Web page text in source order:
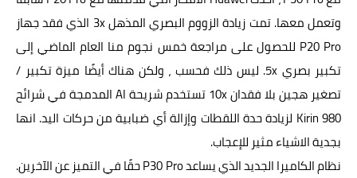
وتعمل معها. تمت زيادة الزووم البصري المذهل 3x الذي فقد جهاز
P20 Pro للحصول على مراجعة خمس نجوم منا العام الماضي إلى
تكبير بصري 5x. ليس ذلك فحسب ، ولكن هناك أيضًا ميزة تكبير /
تصغير هجين بلا فقدان 10x تستخدم شريحة AI المدمجة في شرائح
Kirin 980 لزيادة حدة اللقطات وإزالة أي ضبابية من حركات اليد. انها
بجدية الاشياء مثير للإعجاب.
نظام الكاميرا الجديد الذي يساعد P30 Pro حقًا في التميز عن الآخرين.